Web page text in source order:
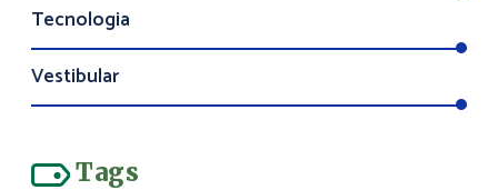
Tecnologia
Vestibular
Tags